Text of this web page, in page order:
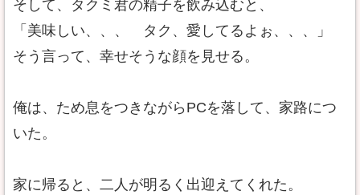
そして、タクミ君の精子を飲み込むと、
「美味しい、、、 タク、愛してるよぉ、、、」
そう言って、幸せそうな顔を見せる。
俺は、ため息をつきながらPCを落して、家路につ
いた。
家に帰ると、二人が明るく出迎えてくれた。